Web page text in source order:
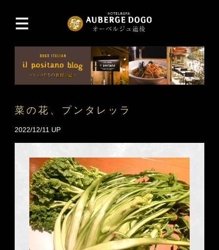
菜の花、プンタレッラ
2022/12/11 UP